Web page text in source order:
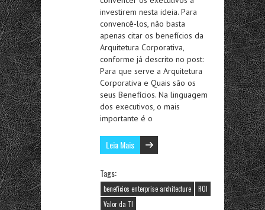
investirem nesta ideia. Para
convencê-los, não basta
apenas citar os benefícios da
Arquitetura Corporativa,
conforme já descrito no post:
Para que serve a Arquitetura
Corporativa e Quais são os
seus Benefícios. Na linguagem
dos executivos, o mais
importante é o
Leia Mais
Tags:
benefícios enterprise architecture
ROI
Valor da TI